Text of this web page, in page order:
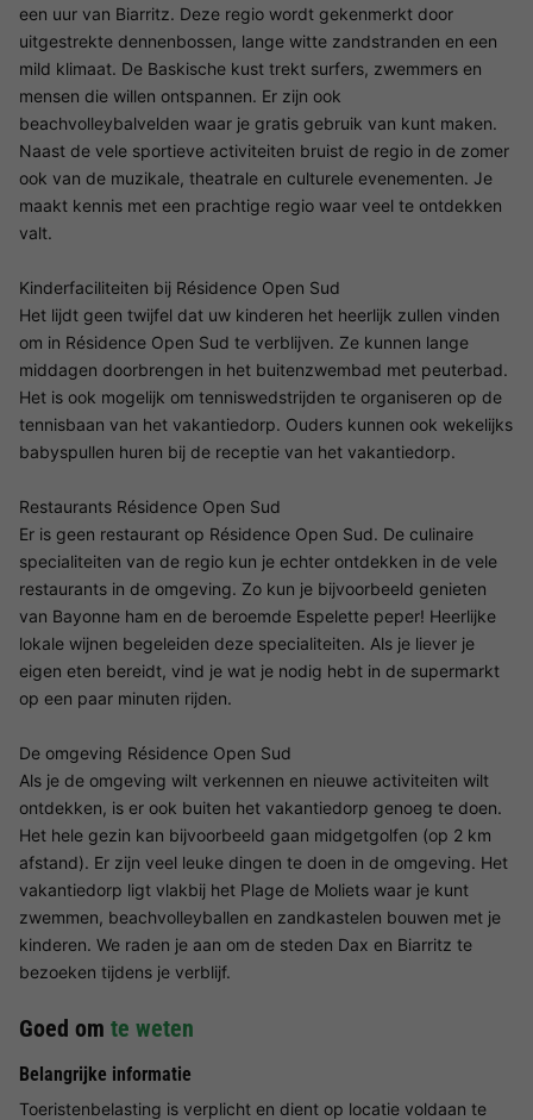
een uur van Biarritz. Deze regio wordt gekenmerkt door
uitgestrekte dennenbossen, lange witte zandstranden en een
mild klimaat. De Baskische kust trekt surfers, zwemmers en
mensen die willen ontspannen. Er zijn ook
beachvolleybalvelden waar je gratis gebruik van kunt maken.
Naast de vele sportieve activiteiten bruist de regio in de zomer
ook van de muzikale, theatrale en culturele evenementen. Je
maakt kennis met een prachtige regio waar veel te ontdekken
valt.
Kinderfaciliteiten bij Résidence Open Sud
Het lijdt geen twijfel dat uw kinderen het heerlijk zullen vinden
om in Résidence Open Sud te verblijven. Ze kunnen lange
middagen doorbrengen in het buitenzwembad met peuterbad.
Het is ook mogelijk om tenniswedstrijden te organiseren op de
tennisbaan van het vakantiedorp. Ouders kunnen ook wekelijks
babyspullen huren bij de receptie van het vakantiedorp.
Restaurants Résidence Open Sud
Er is geen restaurant op Résidence Open Sud. De culinaire
specialiteiten van de regio kun je echter ontdekken in de vele
restaurants in de omgeving. Zo kun je bijvoorbeeld genieten
van Bayonne ham en de beroemde Espelette peper! Heerlijke
lokale wijnen begeleiden deze specialiteiten. Als je liever je
eigen eten bereidt, vind je wat je nodig hebt in de supermarkt
op een paar minuten rijden.
De omgeving Résidence Open Sud
Als je de omgeving wilt verkennen en nieuwe activiteiten wilt
ontdekken, is er ook buiten het vakantiedorp genoeg te doen.
Het hele gezin kan bijvoorbeeld gaan midgetgolfen (op 2 km
afstand). Er zijn veel leuke dingen te doen in de omgeving. Het
vakantiedorp ligt vlakbij het Plage de Moliets waar je kunt
zwemmen, beachvolleyballen en zandkastelen bouwen met je
kinderen. We raden je aan om de steden Dax en Biarritz te
bezoeken tijdens je verblijf.
Goed om te weten
Belangrijke informatie
Toeristenbelasting is verplicht en dient op locatie voldaan te